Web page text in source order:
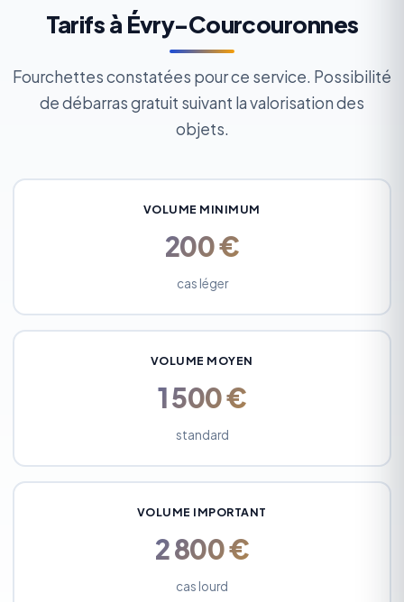
Tarifs à Évry-Courcouronnes
Fourchettes constatées pour ce service. Possibilité
de débarras gratuit suivant la valorisation des
objets.
VOLUME MINIMUM
200 €
cas léger
VOLUME MOYEN
1 500 €
standard
VOLUME IMPORTANT
2 800 €
cas lourd